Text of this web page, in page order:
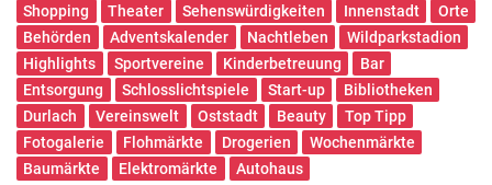
Shopping
Theater Sehenswürdigkeiten Innenstadt
Orte
Behörden
Adventskalender Nachtleben
Wildparkstadion
Highlights
Sportvereine Kinderbetreuung
Bar
Entsorgung
Schlosslichtspiele Start-up
Bibliotheken
Durlach
Vereinswelt Oststadt Beauty
Top Tipp
Fotogalerie
Flohmärkte Drogerien
Wochenmärkte
Baumärkte
Elektromärkte Autohaus